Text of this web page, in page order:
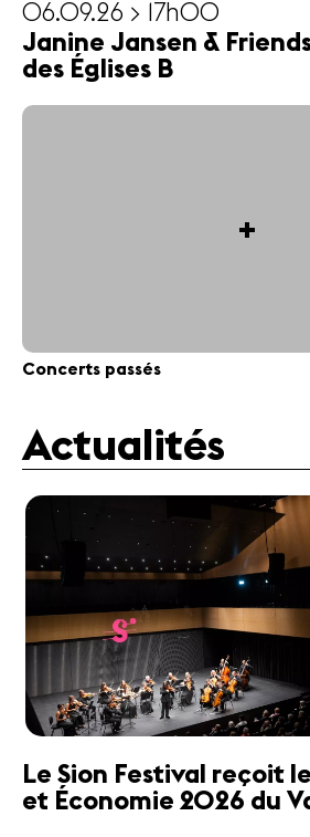
06.09.26 > 17h00
Janine Jansen &
des Églises B
+
Concerts passés
Actualités
Le Sion Festival reçoit
et Économie 2026 du